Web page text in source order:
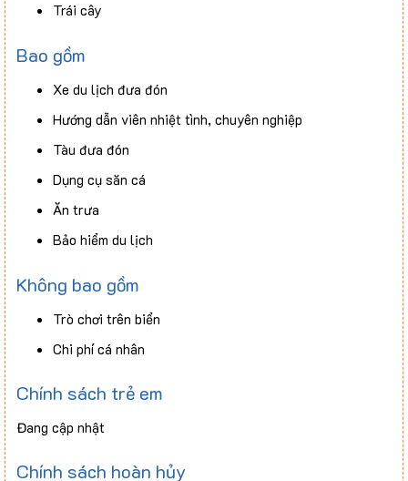
Trái cây
Bao gồm
Xe du lịch đưa đón
Hướng dẫn viên nhiệt tình, chuyên nghiệp
Tàu đưa đón
Dụng cụ săn cá
Ăn trưa
Bảo hiểm du lịch
Không bao gồm
Trò chơi trên biển
Chi phí cá nhân
Chính sách trẻ em
Đang cập nhật
Chính sách hoàn hủy